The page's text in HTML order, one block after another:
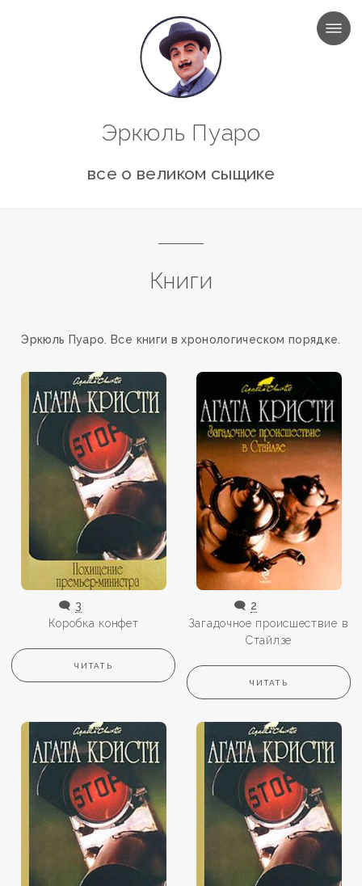
МЕНЮ
Эркюль Пуаро
все о великом сыщике
Книги
Эркюль Пуаро. Все книги в хронологическом порядке.
🗨️ 3
Коробка конфет
ЧИТАТЬ
🗨️ 2
Загадочное происшествие в
Стайлзе
ЧИТАТЬ